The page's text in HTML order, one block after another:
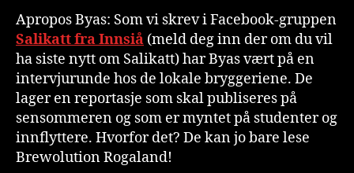
Apropos Byas: Som vi skrev i Facebook-gruppen
Salikatt fra Innsiå (meld deg inn der om du vil
ha siste nytt om Salikatt) har Byas vært på en
intervjurunde hos de lokale bryggeriene. De
lager en reportasje som skal publiseres på
sensommeren og som er myntet på studenter og
innflyttere. Hvorfor det? De kan jo bare lese
Brewolution Rogaland!